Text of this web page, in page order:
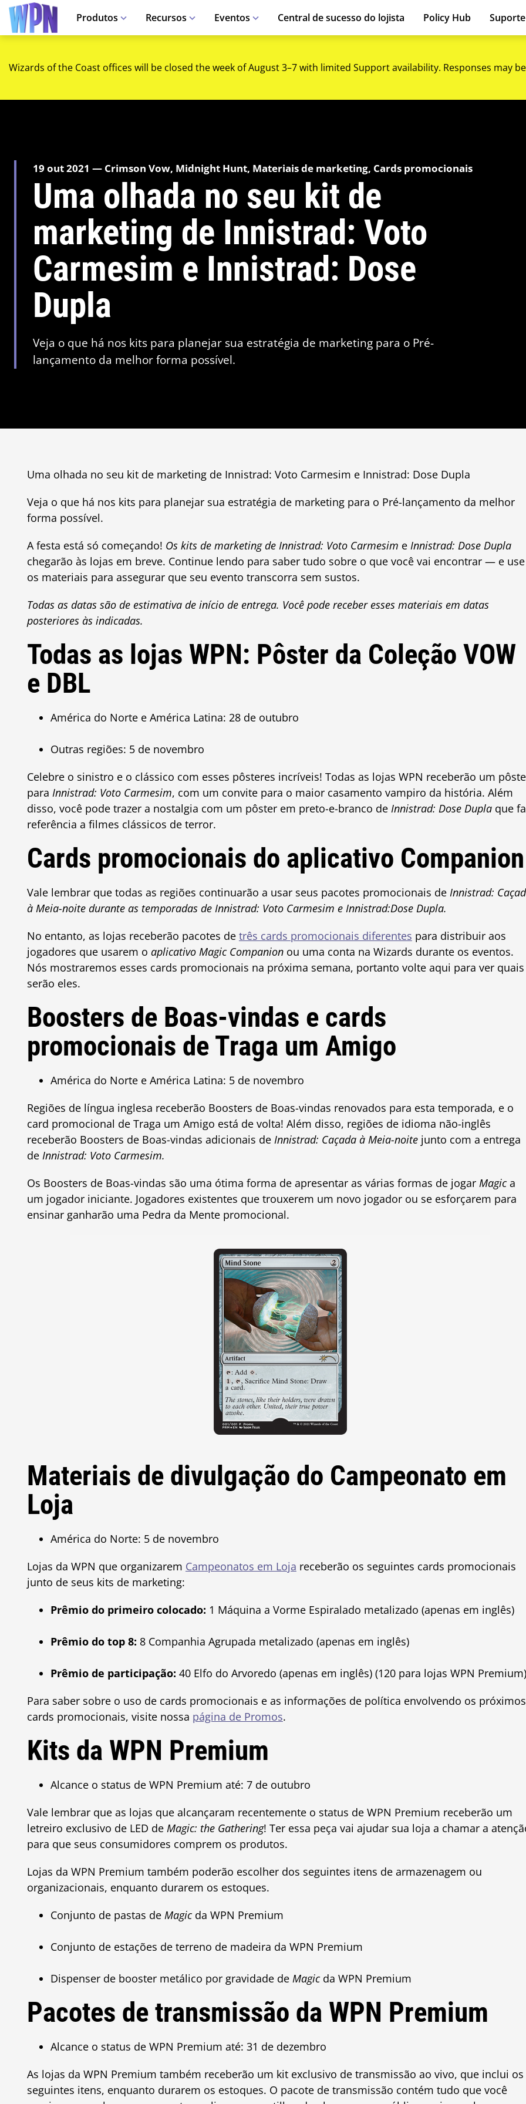
Produtos Recursos Eventos Central de sucesso do lojista Policy Hub
Wizards of the Coast offices will be closed the week of August 3–7 with limited Support availability. Responses may
19 out 2021 — Crimson Vow, Midnight Hunt, Materiais de marketing, Cards promocionais
Uma olhada no seu kit de
marketing de Innistrad: Voto
Carmesim e Innistrad: Dose
Dupla
Veja o que há nos kits para planejar sua estratégia de marketing para o Pré-
lançamento da melhor forma possível.
Uma olhada no seu kit de marketing de Innistrad: Voto Carmesim e Innistrad: Dose Dupla
Veja o que há nos kits para planejar sua estratégia de marketing para o Pré-lançamento da melhor
forma possível.
A festa está só começando! Os kits de marketing de Innistrad: Voto Carmesim e Innistrad: Dose Dupla
chegarão às lojas em breve. Continue lendo para saber tudo sobre o que você vai encontrar — e use
os materiais para assegurar que seu evento transcorra sem sustos.
Todas as datas são de estimativa de início de entrega. Você pode receber esses materiais em datas
posteriores às indicadas.
Todas as lojas WPN: Pôster da Coleção VOW
e DBL
América do Norte e América Latina: 28 de outubro
Outras regiões: 5 de novembro
Celebre o sinistro e o clássico com esses pôsteres incríveis! Todas as lojas WPN receberão um
para Innistrad: Voto Carmesim, com um convite para o maior casamento vampiro da história. Além
disso, você pode trazer a nostalgia com um pôster em preto-e-branco de Innistrad: Dose Duplaque
referência a filmes clássicos de terror.
Cards promocionais do aplicativo Companion
Vale lembrar que todas as regiões continuarão a usar seus pacotes promocionais de Innistrad:
à Meia-noite durante as temporadas de Innistrad: Voto Carmesim e Innistrad:Dose Dupla.
No entanto, as lojas receberão pacotes de três cards promocionais diferentes para distribuir aos
jogadores que usarem o aplicativo Magic Companionou uma conta na Wizards durante os eventos.
Nós mostraremos esses cards promocionais na próxima semana, portanto volte aqui para ver quais
serão eles.
Boosters de Boas-vindas e cards
promocionais de Traga um Amigo
América do Norte e América Latina: 5 de novembro
Regiões de língua inglesa receberão Boosters de Boas-vindas renovados para esta temporada, e o
card promocional de Traga um Amigo está de volta! Além disso, regiões de idioma não-inglês
receberão Boosters de Boas-vindas adicionais de Innistrad: Caçada à Meia-noitejunto com a entrega
de Innistrad: Voto Carmesim.
Os Boosters de Boas-vindas são uma ótima forma de apresentar as várias formas de jogar Magica
um jogador iniciante. Jogadores existentes que trouxerem um novo jogador ou se esforçarem para
ensinar ganharão uma Pedra da Mente promocional.
Materiais de divulgação do Campeonato em
Loja
América do Norte: 5 de novembro
Lojas da WPN que organizarem Campeonatos em Loja receberão os seguintes cards promocionais
junto de seus kits de marketing:
Prêmio do primeiro colocado: 1 Máquina a Vorme Espiralado metalizado (apenas em inglês)
Prêmio do top 8: 8 Companhia Agrupada metalizado (apenas em inglês)
Prêmio de participação: 40 Elfo do Arvoredo (apenas em inglês) (120 para lojas WPN Premium)
Para saber sobre o uso de cards promocionais e as informações de política envolvendo os próximos
cards promocionais, visite nossa página de Promos.
Kits da WPN Premium
Alcance o status de WPN Premium até: 7 de outubro
Vale lembrar que as lojas que alcançaram recentemente o status de WPN Premium receberão um
letreiro exclusivo de LED de Magic: the Gathering! Ter essa peça vai ajudar sua loja a chamar a
para que seus consumidores comprem os produtos.
Lojas da WPN Premium também poderão escolher dos seguintes itens de armazenagem ou
organizacionais, enquanto durarem os estoques.
Conjunto de pastas de Magicda WPN Premium
Conjunto de estações de terreno de madeira da WPN Premium
Dispenser de booster metálico por gravidade de Magicda WPN Premium
Pacotes de transmissão da WPN Premium
Alcance o status de WPN Premium até: 31 de dezembro
As lojas da WPN Premium também receberão um kit exclusivo de transmissão ao vivo, que inclui os
seguintes itens, enquanto durarem os estoques. O pacote de transmissão contém tudo que você